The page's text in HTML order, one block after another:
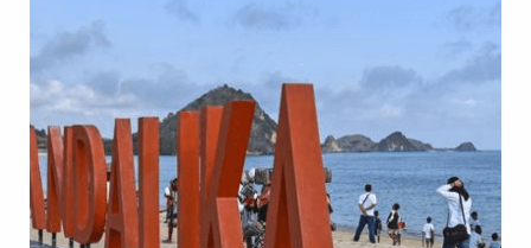
Memilih
Rak
Gondola
yang
Cocok
untuk
Daerah